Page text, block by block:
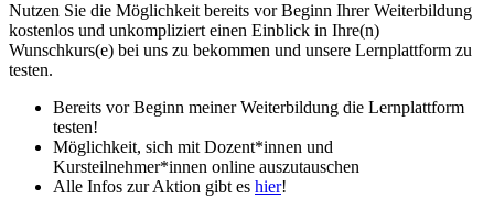
Nutzen Sie die Möglichkeit bereits vor Beginn Ihrer Weiterbildung
kostenlos und unkompliziert einen Einblick in Ihre(n)
Wunschkurs(e) bei uns zu bekommen und unsere Lernplattform zu
testen.
Bereits vor Beginn meiner Weiterbildung die Lernplattform
testen!
Möglichkeit, sich mit Dozent*innen und
Kursteilnehmer*innen online auszutauschen
Alle Infos zur Aktion gibt es hier!